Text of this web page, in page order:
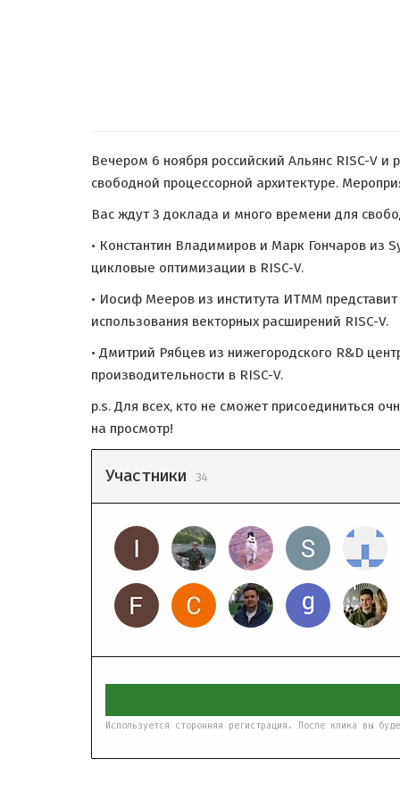
Вечером 6 ноября российский Альянс RISC-V
свободной процессорной архитектуре.
Вас ждут 3 доклада и много времени для
• Константин Владимиров и Марк Гончаров из
цикловые оптимизации в RISC-V.
• Иосиф Мееров из института ИТММ
использования векторных расширений RISC-V.
• Дмитрий Рябцев из нижегородского R&D
производительности в RISC-V.
p.s. Для всех, кто не сможет присоединиться
на просмотр!
Участники 34
Используется сторонняя регистрация. После клика вы